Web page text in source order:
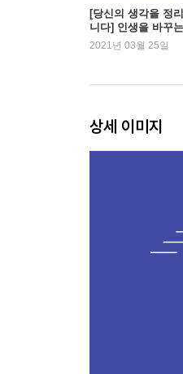
03 당신을 위한
04 마인드맵을
05 마인드맵으로
03 돈만 가계부
04 최고의 하루
07 우선순위로
08 성장 사이클:
제5장 당신의 목
01 목표를 이루
02 성공한 사람
04 만다라트로
[당신의 생각을 정
니다] 인생을 바꾸
리스킬
2021년 03월 25일
상세 이미지